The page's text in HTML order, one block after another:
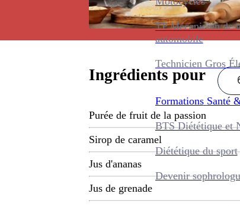
TP Mécanicien de
automobile
Technicien Gros
Formations Santé
BTS Diététique et
Diététique du sport
Devenir
Ingrédients pour
Purée de fruit de la passion
Sirop de caramel
Jus d'ananas
Jus de grenade